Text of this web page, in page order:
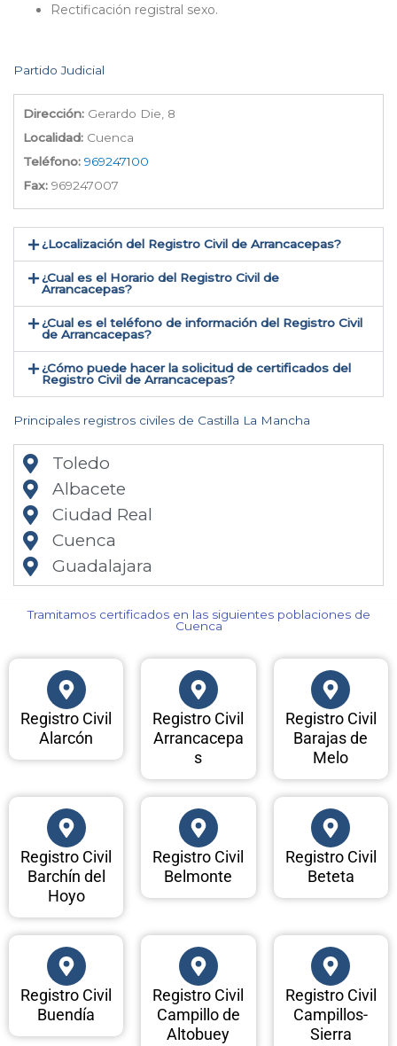
Rectificación registral sexo.
Partido Judicial
Dirección: Gerardo Die, 8
Localidad: Cuenca
Teléfono: 969247100
Fax: 969247007
¿Localización del Registro Civil de Arrancacepas​?
¿Cual es el Horario del Registro Civil de
Arrancacepas?
¿Cual es el teléfono de información del Registro Civil
de Arrancacepas​?
¿Cómo puede hacer la solicitud de certificados del
Registro Civil de Arrancacepas​?
Principales registros civiles de Castilla La Mancha
Toledo
Albacete
Ciudad Real
Cuenca
Guadalajara
Tramitamos certificados en las siguientes poblaciones de
Cuenca​
Registro Civil
Alarcón
Registro Civil
Arrancacepa
s
Registro Civil
Barajas de
Melo
Registro Civil
Barchín del
Hoyo
Registro Civil
Belmonte
Registro Civil
Beteta
Registro Civil
Buendía
Registro Civil
Campillo de
Altobuey
Registro Civil
Campillos-
Sierra